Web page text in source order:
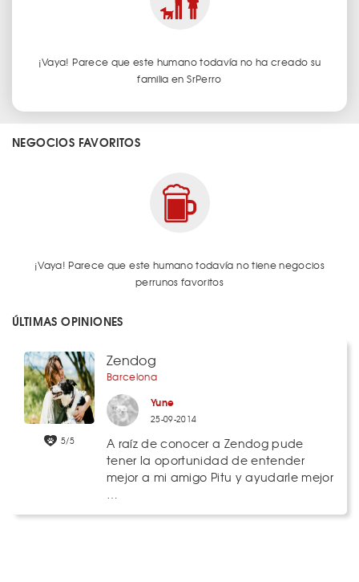
¡Vaya! Parece que este humano todavía no ha creado su
familia en SrPerro
NEGOCIOS FAVORITOS
¡Vaya! Parece que este humano todavía no tiene negocios
perrunos favoritos
ÚLTIMAS OPINIONES
5/5
Zendog
Barcelona
Yune
25-09-2014
A raíz de conocer a Zendog pude
tener la oportunidad de entender
mejor a mi amigo Pitu y ayudarle mejor
…